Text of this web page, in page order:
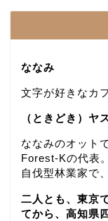
ななみ
文字が好きなカ
（ときどき）ヤ
ななみのオット
Forest-Kの代表。
自伐型林業家で
二人とも、東京
てから、高知県